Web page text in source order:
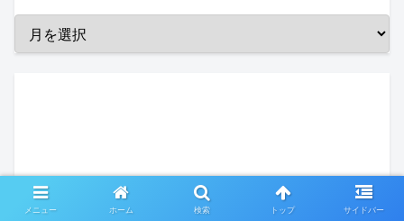
メニュー ホーム 検索 トップ サイドバー